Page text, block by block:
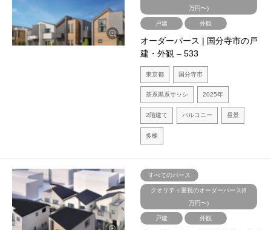
万円〜)
戸建 外観
オーダーパース | 国分寺市の戸
建・外観 – 533
東京都 国分寺市
茶系黒系サッシ 2025年
2階建て バルコニー 昼景
多棟
すべてのパース
クオリティ重視のオーダーパース(8
万円〜)
戸建 外観